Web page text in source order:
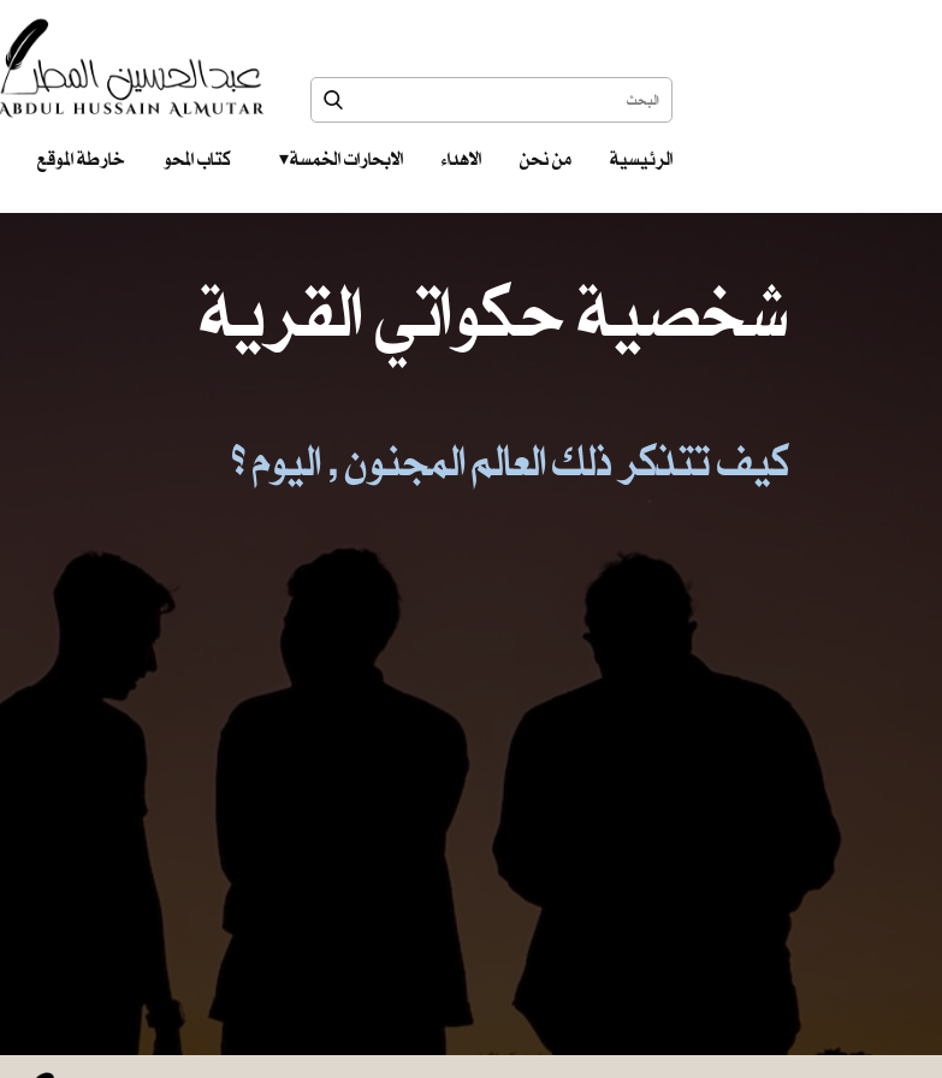
الرئيسية من نحن الاهداء الابحارات الخمسة ‎ ‎ ‎ كتاب المحو خارطة الموقع
شخصية حكواتي القرية
كيف تتذكر ذلك العالم المجنون , اليوم ؟